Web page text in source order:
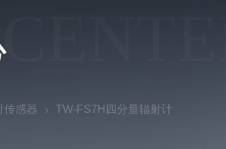
传感器 TW-FS7H四分量辐射计